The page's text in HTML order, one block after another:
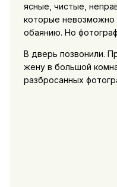
ясные, чистые,
которые невозможно
обаянию. Но
В дверь позвонили.
жену в большой
разбросанных